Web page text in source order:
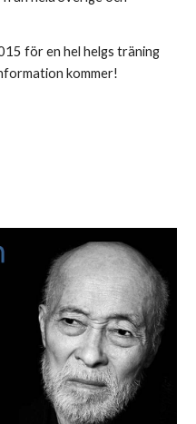
för en hel helgs träning
kommer!